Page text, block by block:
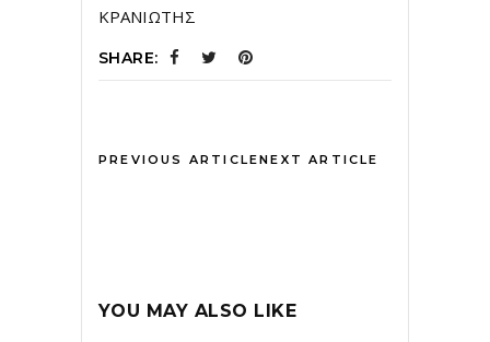
ΚΡΑΝΙΩΤΗΣ
SHARE:
PREVIOUS ARTICLENEXT ARTICLE
YOU MAY ALSO LIKE